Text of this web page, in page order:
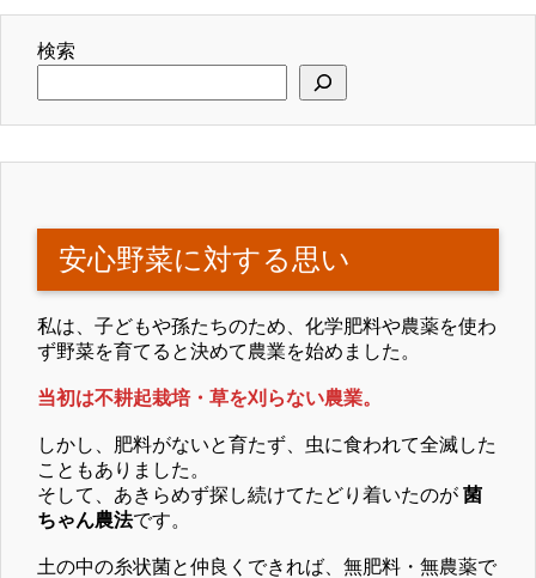
検索
安心野菜に対する思い
私は、子どもや孫たちのため、化学肥料や農薬を使わ
ず野菜を育てると決めて農業を始めました。
当初は不耕起栽培・草を刈らない農業。
しかし、肥料がないと育たず、虫に食われて全滅した
こともありました。
そして、あきらめず探し続けてたどり着いたのが 菌
ちゃん農法です。
土の中の糸状菌と仲良くできれば、無肥料・無農薬で